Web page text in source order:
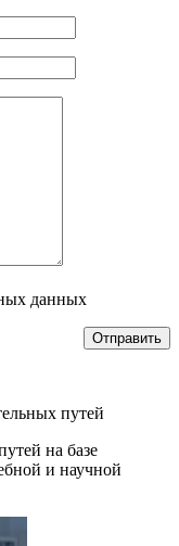
данных
путей
на базе
и научной